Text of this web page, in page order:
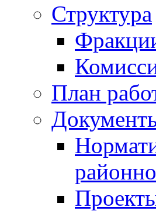
Структура
План